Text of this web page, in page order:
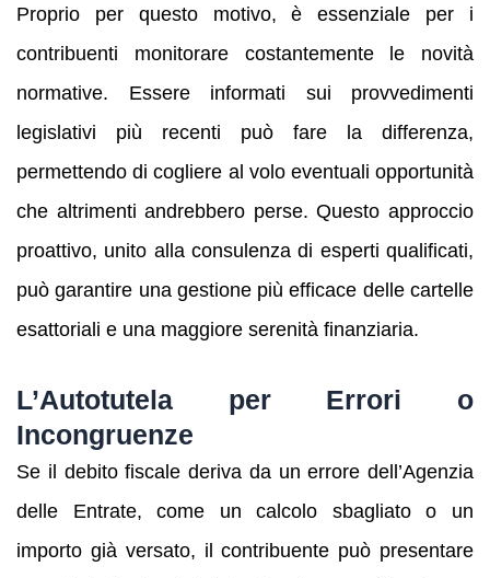
Proprio per questo motivo, è essenziale per i
contribuenti monitorare costantemente le novità
normative. Essere informati sui provvedimenti
legislativi più recenti può fare la differenza,
permettendo di cogliere al volo eventuali opportunità
che altrimenti andrebbero perse. Questo approccio
proattivo, unito alla consulenza di esperti qualificati,
può garantire una gestione più efficace delle cartelle
esattoriali e una maggiore serenità finanziaria.
L’Autotutela per Errori o
Incongruenze
Se il debito fiscale deriva da un errore dell’Agenzia
delle Entrate, come un calcolo sbagliato o un
importo già versato, il contribuente può presentare